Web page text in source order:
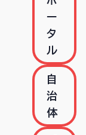
ー
タ
ル
自
治
体